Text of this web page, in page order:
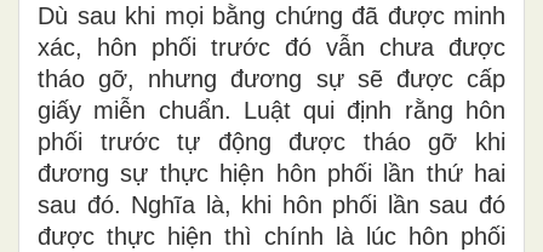
Dù sau khi mọi bằng chứng đã được minh
xác, hôn phối trước đó vẫn chưa được
tháo gỡ, nhưng đương sự sẽ được cấp
giấy miễn chuẩn. Luật qui định rằng hôn
phối trước tự động được tháo gỡ khi
đương sự thực hiện hôn phối lần thứ hai
sau đó. Nghĩa là, khi hôn phối lần sau đó
được thực hiện thì chính là lúc hôn phối